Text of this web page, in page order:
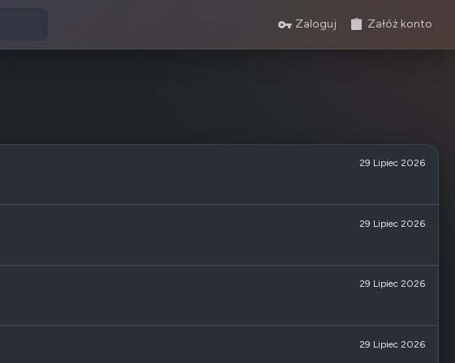
Zaloguj Załóż konto
29 Lipiec 2026
29 Lipiec 2026
29 Lipiec 2026
29 Lipiec 2026